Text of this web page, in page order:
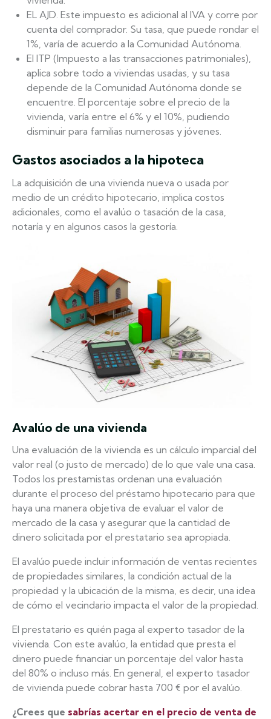
EL AJD. Este impuesto es adicional al IVA y corre por
cuenta del comprador. Su tasa, que puede rondar el
1%, varía de acuerdo a la Comunidad Autónoma.
El ITP (Impuesto a las transacciones patrimoniales),
aplica sobre todo a viviendas usadas, y su tasa
depende de la Comunidad Autónoma donde se
encuentre. El porcentaje sobre el precio de la
vivienda, varía entre el 6% y el 10%, pudiendo
disminuir para familias numerosas y jóvenes.
Gastos asociados a la hipoteca
La adquisición de una vivienda nueva o usada por
medio de un crédito hipotecario, implica costos
adicionales, como el avalúo o tasación de la casa,
notaría y en algunos casos la gestoría.
Avalúo de una vivienda
Una evaluación de la vivienda es un cálculo imparcial del
valor real (o justo de mercado) de lo que vale una casa.
Todos los prestamistas ordenan una evaluación
durante el proceso del préstamo hipotecario para que
haya una manera objetiva de evaluar el valor de
mercado de la casa y asegurar que la cantidad de
dinero solicitada por el prestatario sea apropiada.
El avalúo puede incluir información de ventas recientes
de propiedades similares, la condición actual de la
propiedad y la ubicación de la misma, es decir, una idea
de cómo el vecindario impacta el valor de la propiedad.
El prestatario es quién paga al experto tasador de la
vivienda. Con este avalúo, la entidad que presta el
dinero puede financiar un porcentaje del valor hasta
del 80% o incluso más. En general, el experto tasador
de vivienda puede cobrar hasta 700 € por el avalúo.
¿Crees que sabrías acertar en el precio de venta de